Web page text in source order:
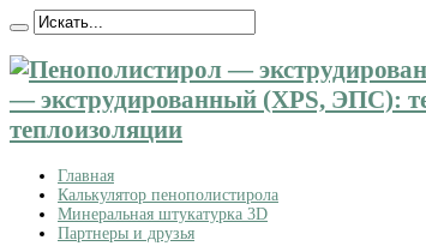
— экструдированный (XPS, ЭПС):
теплоизоляции
Главная
Калькулятор пенополистирола
Минеральная штукатурка 3D
Партнеры и друзья